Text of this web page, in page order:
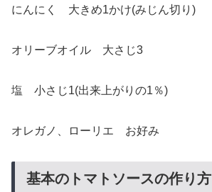
にんにく 大きめ1かけ(みじん切り)
オリーブオイル 大さじ3
塩 小さじ1(出来上がりの1％)
オレガノ、ローリエ お好み
基本のトマトソースの作り方